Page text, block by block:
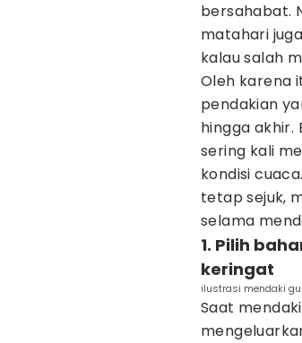
bersahabat.
matahari
kalau salah
Oleh karena
pendakian
hingga akhir.
sering kali
kondisi
tetap sejuk,
selama
1. Pilih
keringat
ilustrasi mendaki
Saat